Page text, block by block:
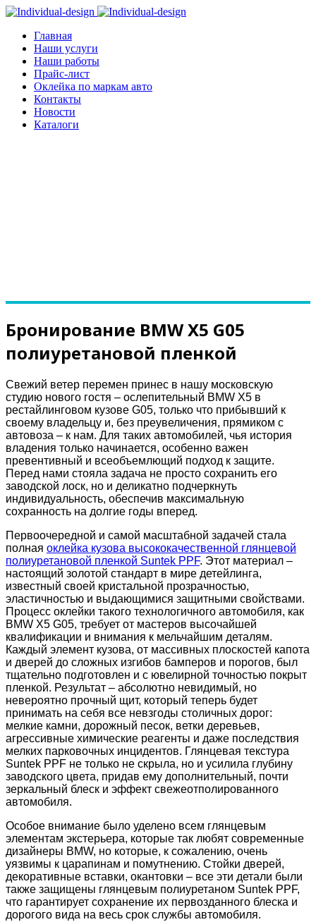
Главная
Наши услуги
Наши работы
Прайс-лист
Оклейка по маркам авто
Контакты
Новости
Каталоги
Бронирование BMW X5 G05
полиуретановой пленкой
Свежий ветер перемен принес в нашу московскую
студию нового гостя – ослепительный BMW X5 в
рестайлинговом кузове G05, только что прибывший к
своему владельцу и, без преувеличения, прямиком с
автовоза – к нам. Для таких автомобилей, чья история
владения только начинается, особенно важен
превентивный и всеобъемлющий подход к защите.
Перед нами стояла задача не просто сохранить его
заводской лоск, но и деликатно подчеркнуть
индивидуальность, обеспечив максимальную
сохранность на долгие годы вперед.
Первоочередной и самой масштабной задачей стала
полная оклейка кузова высококачественной глянцевой
полиуретановой пленкой Suntek PPF. Этот материал –
настоящий золотой стандарт в мире детейлинга,
известный своей кристальной прозрачностью,
эластичностью и выдающимися защитными свойствами.
Процесс оклейки такого технологичного автомобиля, как
BMW X5 G05, требует от мастеров высочайшей
квалификации и внимания к мельчайшим деталям.
Каждый элемент кузова, от массивных плоскостей капота
и дверей до сложных изгибов бамперов и порогов, был
тщательно подготовлен и с ювелирной точностью покрыт
пленкой. Результат – абсолютно невидимый, но
невероятно прочный щит, который теперь будет
принимать на себя все невзгоды столичных дорог:
мелкие камни, дорожный песок, ветки деревьев,
агрессивные химические реагенты и даже последствия
мелких парковочных инцидентов. Глянцевая текстура
Suntek PPF не только не скрыла, но и усилила глубину
заводского цвета, придав ему дополнительный, почти
зеркальный блеск и эффект свежеотполированного
автомобиля.
Особое внимание было уделено всем глянцевым
элементам экстерьера, которые так любят современные
дизайнеры BMW, но которые, к сожалению, очень
уязвимы к царапинам и помутнению. Стойки дверей,
декоративные вставки, окантовки – все эти детали были
также защищены глянцевым полиуретаном Suntek PPF,
что гарантирует сохранение их первозданного блеска и
дорогого вида на весь срок службы автомобиля.